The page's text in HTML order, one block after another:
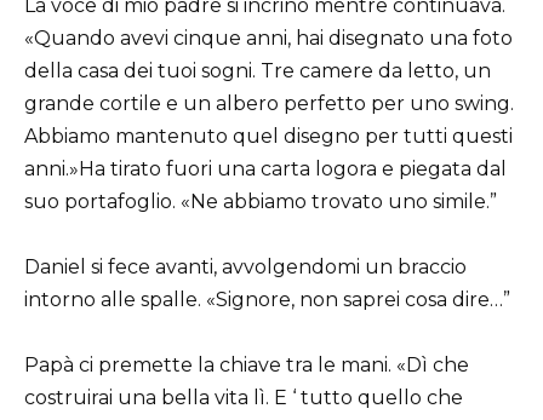
La voce di mio padre si incrinò mentre continuava.
«Quando avevi cinque anni, hai disegnato una foto
della casa dei tuoi sogni. Tre camere da letto, un
grande cortile e un albero perfetto per uno swing.
Abbiamo mantenuto quel disegno per tutti questi
anni.»Ha tirato fuori una carta logora e piegata dal
suo portafoglio. «Ne abbiamo trovato uno simile.”
Daniel si fece avanti, avvolgendomi un braccio
intorno alle spalle. «Signore, non saprei cosa dire…”
Papà ci premette la chiave tra le mani. «Dì che
costruirai una bella vita lì. E ‘ tutto quello che